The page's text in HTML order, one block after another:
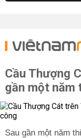
Cầu Thượng
gần một năm
Sau gần một năm